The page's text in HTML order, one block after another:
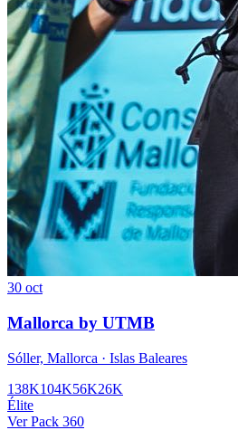
30 oct
Mallorca by UTMB
Sóller, Mallorca · Islas Baleares
138K104K56K26K
Élite
Ver Pack 360